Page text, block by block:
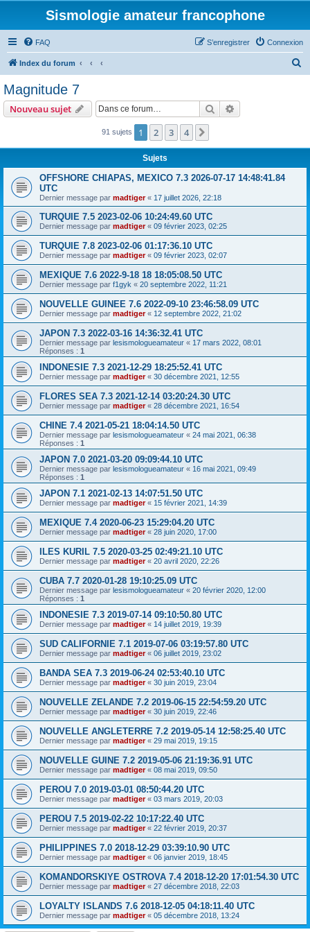
Sismologie amateur francophone
FAQ Connexion
S’enregistrer
Index du forum
Magnitude 7
Nouveau sujet Rechercher
91 sujets 1 2 3 4
Sujets
OFFSHORE CHIAPAS, MEXICO 7.3 2026-07-17 14:48:41.84
UTC
Dernier message par madtiger« 17 juillet 2026, 22:18
TURQUIE 7.5 2023-02-06 10:24:49.60 UTC
Dernier message par madtiger« 09 février 2023, 02:25
TURQUIE 7.8 2023-02-06 01:17:36.10 UTC
Dernier message par madtiger« 09 février 2023, 02:07
MEXIQUE 7.6 2022-9-18 18 18:05:08.50 UTC
Dernier message par f1gyk « 20 septembre 2022, 11:21
NOUVELLE GUINEE 7.6 2022-09-10 23:46:58.09 UTC
Dernier message par madtiger« 12 septembre 2022, 21:02
JAPON 7.3 2022-03-16 14:36:32.41 UTC
Dernier message par lesismologueamateur « 17 mars 2022, 08:01
Réponses : 1
INDONESIE 7.3 2021-12-29 18:25:52.41 UTC
Dernier message par madtiger« 30 décembre 2021, 12:55
FLORES SEA 7.3 2021-12-14 03:20:24.30 UTC
Dernier message par madtiger« 28 décembre 2021, 16:54
CHINE 7.4 2021-05-21 18:04:14.50 UTC
Dernier message par lesismologueamateur « 24 mai 2021, 06:38
Réponses : 1
JAPON 7.0 2021-03-20 09:09:44.10 UTC
Dernier message par lesismologueamateur « 16 mai 2021, 09:49
Réponses : 1
JAPON 7.1 2021-02-13 14:07:51.50 UTC
Dernier message par madtiger« 15 février 2021, 14:39
MEXIQUE 7.4 2020-06-23 15:29:04.20 UTC
Dernier message par madtiger« 28 juin 2020, 17:00
ILES KURIL 7.5 2020-03-25 02:49:21.10 UTC
Dernier message par madtiger« 20 avril 2020, 22:26
CUBA 7.7 2020-01-28 19:10:25.09 UTC
Dernier message par lesismologueamateur « 20 février 2020, 12:00
Réponses : 1
INDONESIE 7.3 2019-07-14 09:10:50.80 UTC
Dernier message par madtiger« 14 juillet 2019, 19:39
SUD CALIFORNIE 7.1 2019-07-06 03:19:57.80 UTC
Dernier message par madtiger« 06 juillet 2019, 23:02
BANDA SEA 7.3 2019-06-24 02:53:40.10 UTC
Dernier message par madtiger« 30 juin 2019, 23:04
NOUVELLE ZELANDE 7.2 2019-06-15 22:54:59.20 UTC
Dernier message par madtiger« 30 juin 2019, 22:46
NOUVELLE ANGLETERRE 7.2 2019-05-14 12:58:25.40 UTC
Dernier message par madtiger« 29 mai 2019, 19:15
NOUVELLE GUINE 7.2 2019-05-06 21:19:36.91 UTC
Dernier message par madtiger« 08 mai 2019, 09:50
PEROU 7.0 2019-03-01 08:50:44.20 UTC
Dernier message par madtiger« 03 mars 2019, 20:03
PEROU 7.5 2019-02-22 10:17:22.40 UTC
Dernier message par madtiger« 22 février 2019, 20:37
PHILIPPINES 7.0 2018-12-29 03:39:10.90 UTC
Dernier message par madtiger« 06 janvier 2019, 18:45
KOMANDORSKIYE OSTROVA 7.4 2018-12-20 17:01:54.30 UTC
Dernier message par madtiger« 27 décembre 2018, 22:03
LOYALTY ISLANDS 7.6 2018-12-05 04:18:11.40 UTC
Dernier message par madtiger« 05 décembre 2018, 13:24